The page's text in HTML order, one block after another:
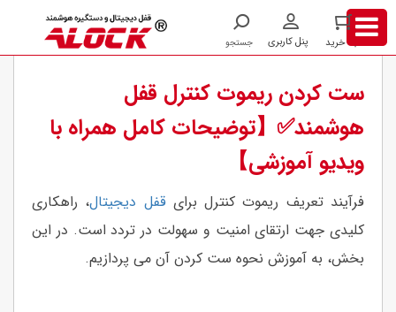
/ فیلم های آموزشی Remote
ست کردن ریموت کنترل قفل
هوشمند✅【توضیحات کامل همراه با
ویدیو آموزشی】
فرآیند تعریف ریموت کنترل برایقفل‌ دیجیتال، راهکاری
کلیدی جهت ارتقای امنیت و سهولت در تردد است. در این
بخش، به آموزش نحوه ست کردن آن می پردازیم.